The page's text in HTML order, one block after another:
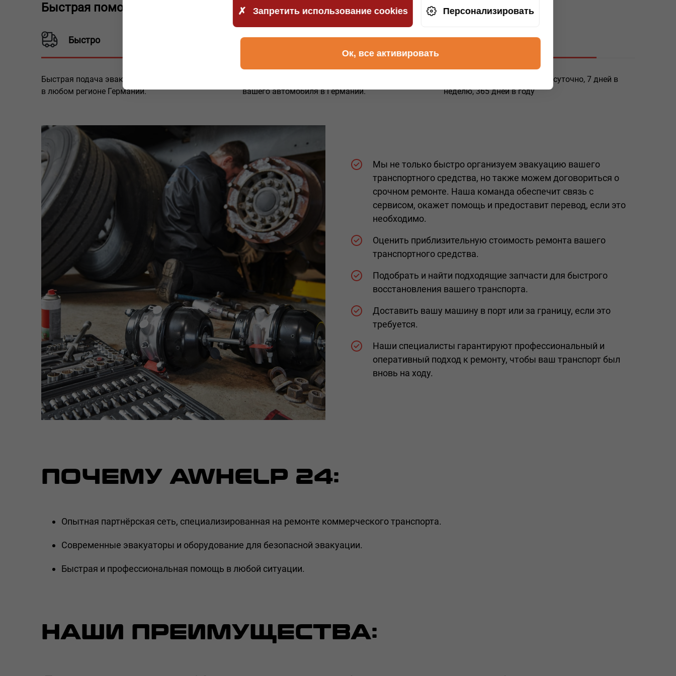
Быстрая помощь и профессиональный подход
Быстро
Быстрая подача эвакуатора в любое время суток,
в любом регионе Германии.
Доступно
вашего автомобиля в Германии.
Круглосуточно
Буксировка доступна круглосуточно, 7 дней в
неделю, 365 дней в году
Мы не только быстро организуем эвакуацию вашего
транспортного средства, но также можем договориться о
срочном ремонте. Наша команда обеспечит связь с
сервисом, окажет помощь и предоставит перевод, если это
необходимо.
Оценить приблизительную стоимость ремонта вашего
транспортного средства.
Подобрать и найти подходящие запчасти для быстрого
восстановления вашего транспорта.
Доставить вашу машину в порт или за границу, если это
требуется.
Наши специалисты гарантируют профессиональный и
оперативный подход к ремонту, чтобы ваш транспорт был
вновь на ходу.
ПОЧЕМУ AWHELP 24:
Опытная партнёрская сеть, специализированная на ремонте коммерческого транспорта.
Современные эвакуаторы и оборудование для безопасной эвакуации.
Быстрая и профессиональная помощь в любой ситуации.
НАШИ ПРЕИМУЩЕСТВА:
Запретить использование cookies Персонализировать
Ок, все активировать